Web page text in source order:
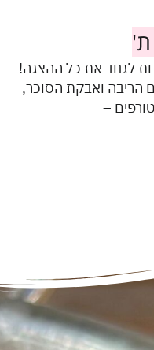
ת'
לגנוב את כל ההצגה!
הריבה ואבקת הסוכר,
–